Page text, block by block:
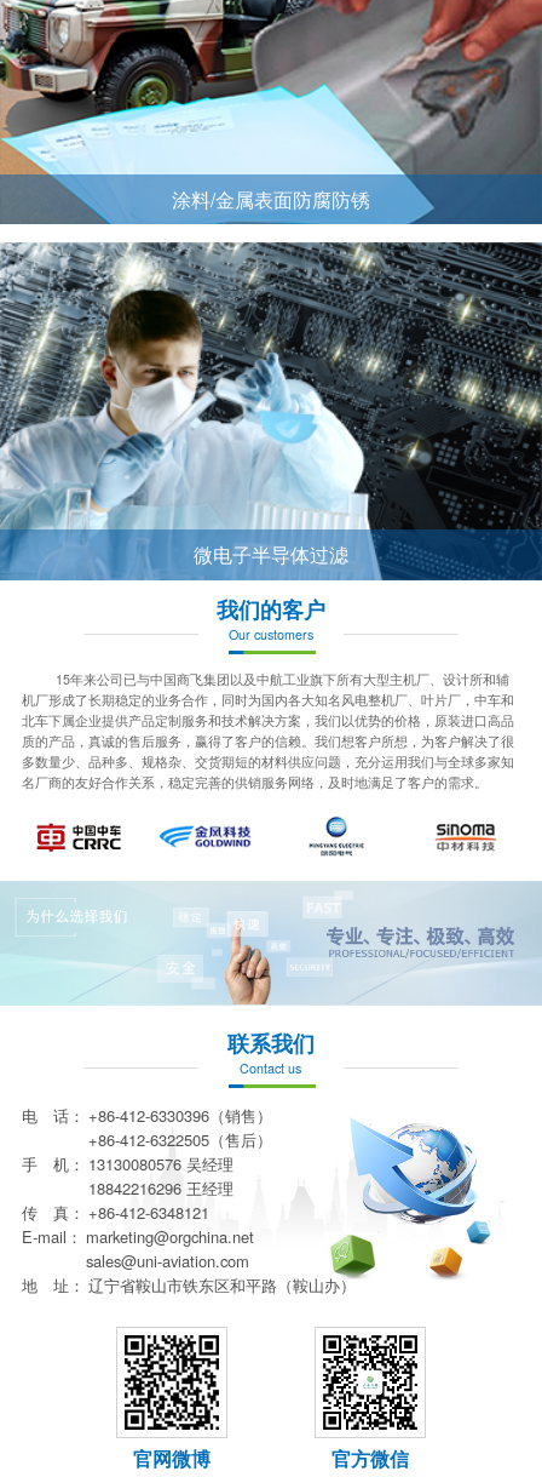
涂料/金属表面防腐防锈
微电子半导体过滤
我们的客户
Our customers
15年来公司已与中国商飞集团以及中航工业旗下所有大型主机厂、设计所和辅
机厂形成了长期稳定的业务合作，同时为国内各大知名风电整机厂、叶片厂，中车和
北车下属企业提供产品定制服务和技术解决方案，我们以优势的价格，原装进口高品
质的产品，真诚的售后服务，赢得了客户的信赖。我们想客户所想，为客户解决了很
多数量少、品种多、规格杂、交货期短的材料供应问题，充分运用我们与全球多家知
名厂商的友好合作关系，稳定完善的供销服务网络，及时地满足了客户的需求。
联系我们
Contact us
电 话： +86-412-6330396（销售）
+86-412-6322505（售后）
手 机： 13130080576 吴经理
18842216296 王经理
传 真： +86-412-6348121
E-mail： marketing@orgchina.net
sales@uni-aviation.com
地 址： 辽宁省鞍山市铁东区和平路（鞍山办）
官网微博 官方微信